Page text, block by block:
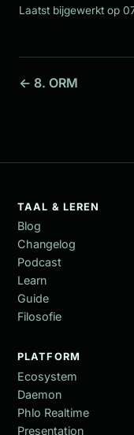
Laatst bijgewerkt op
← 8. ORM
TAAL & LEREN
Blog
Changelog
Podcast
Learn
Guide
Filosofie
PLATFORM
Ecosystem
Daemon
Phlo Realtime
Presentation